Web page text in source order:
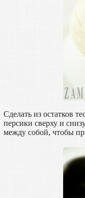
Сделать из остатков
персики сверху и
между собой, чтобы